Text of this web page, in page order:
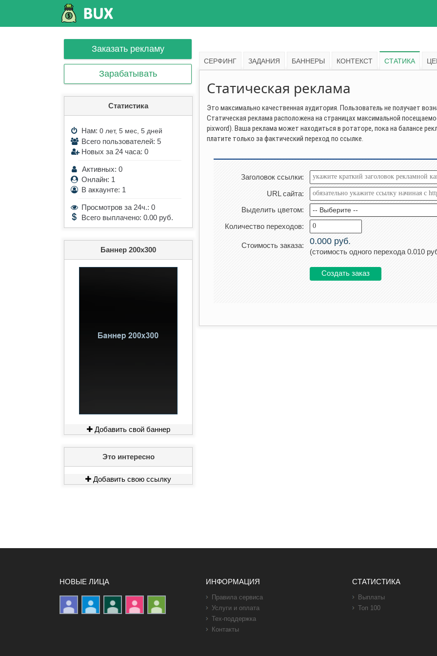
СЕРФИНГ ЗАДАНИЯ БАННЕРЫ КОНТЕКСТ СТАТИКА
Статическая реклама
Это максимально качественная аудитория. Пользователь не получает
Статическая реклама расположена на страницах максимальной
pixword). Ваша реклама может находиться в ротаторе, пока на балансе
платите только за фактический переход по ссылке.
Заголовок ссылки:
URL сайта:
Выделить цветом:
-- Выберите --
Количество переходов:
Стоимость заказа: 0.000 руб.
(стоимость одного перехода 0.010
Создать заказ
Заказать рекламу
Зарабатывать
Статистика
Нам: 0 лет, 5 мес, 5 дней
Всего пользователей: 5
Новых за 24 часа: 0
Активных: 0
Онлайн: 1
В аккаунте: 1
Просмотров за 24ч.: 0
Всего выплачено: 0.00 руб.
Баннер 200х300
Добавить свой баннер
Это интересно
Добавить свою ссылку
НОВЫЕ ЛИЦА ИНФОРМАЦИЯ
Правила сервиса
Услуги и оплата
Тех-поддержка
Контакты
СТАТИСТИКА
Выплаты
Топ 100